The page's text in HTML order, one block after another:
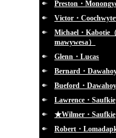
Preston・
Victor・
Michael・Kabotie
mawywesa）
Glenn・Lucas
Bernard・
Bueford・
Lawrence・Saufkie
★Wilmer・Saufkie
Robert・